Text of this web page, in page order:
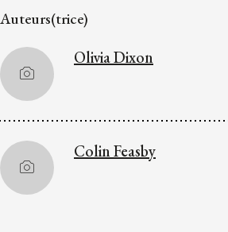
Auteurs(trice)
Olivia Dixon
Colin Feasby